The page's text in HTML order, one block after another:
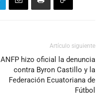
Artículo siguiente
ANFP hizo oficial la denuncia
contra Byron Castillo y la
Federación Ecuatoriana de
Fútbol